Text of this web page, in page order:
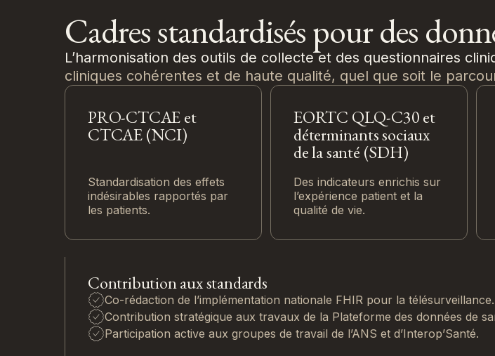
Cadres standardisés pour des
L’harmonisation des outils de collecte et des questionnaires
cliniques cohérentes et de haute qualité, quel que soit le
PRO-CTCAE et
CTCAE (NCI)
Standardisation des effets
indésirables rapportés par
les patients.
EORTC QLQ-C30 et
déterminants sociaux
de la santé (SDH)
Des indicateurs enrichis sur
l’expérience patient et la
qualité de vie.
Contribution aux standards
Co-rédaction de l’implémentation nationale FHIR pour la télésurveillance.
Contribution stratégique aux travaux de la Plateforme des données de
Participation active aux groupes de travail de l’ANS et d’Interop’Santé.